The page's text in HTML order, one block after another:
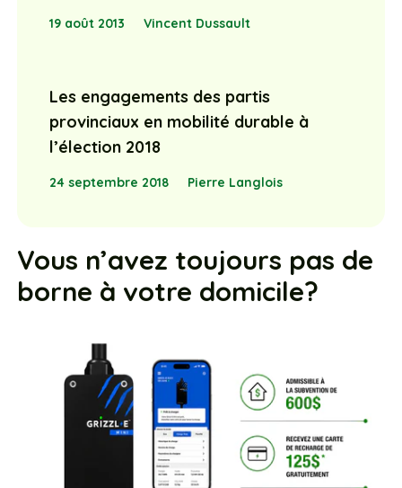
19 août 2013 Vincent Dussault
Les engagements des partis
provinciaux en mobilité durable à
l’élection 2018
24 septembre 2018 Pierre Langlois
Vous n’avez toujours pas de
borne à votre domicile?